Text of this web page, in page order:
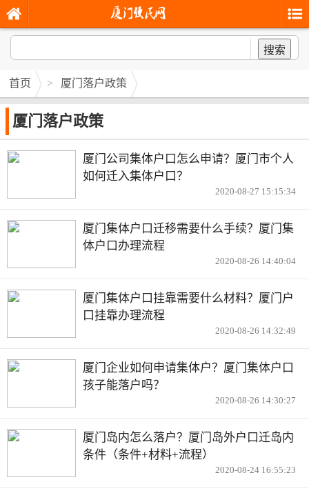
搜索
首页 > 厦门落户政策
厦门落户政策
厦门公司集体户口怎么申请？厦门市个人
如何迁入集体户口？
2020-08-27 15:15:34
厦门集体户口迁移需要什么手续？厦门集
体户口办理流程
2020-08-26 14:40:04
厦门集体户口挂靠需要什么材料？厦门户
口挂靠办理流程
2020-08-26 14:32:49
厦门企业如何申请集体户？厦门集体户口
孩子能落户吗？
2020-08-26 14:30:27
厦门岛内怎么落户？厦门岛外户口迁岛内
条件（条件+材料+流程）
2020-08-24 16:55:23